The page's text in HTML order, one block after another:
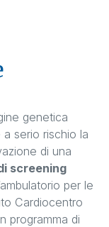
genetica
serio rischio la
di una
screening
per le
Cardiocentro
programma di